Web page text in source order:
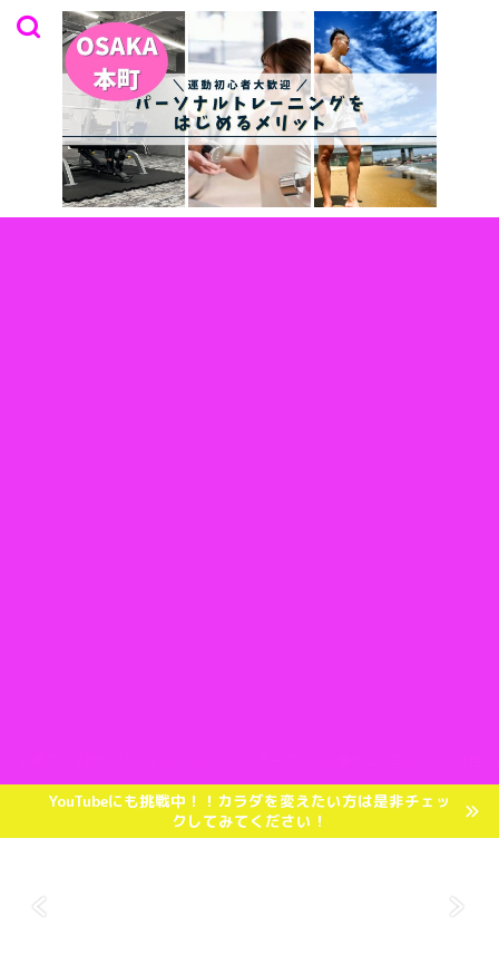
YouTubeにも挑戦中！！カラダを変えたい方は是非チェッ
クしてみてください！